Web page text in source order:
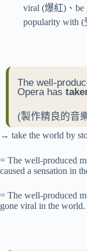
viral (爆紅)、
popularity with
The well-
Opera has
(製作精良的音
→ take the world by
= The well-produced
caused a sensation in
= The well-produced
gone viral in the world.